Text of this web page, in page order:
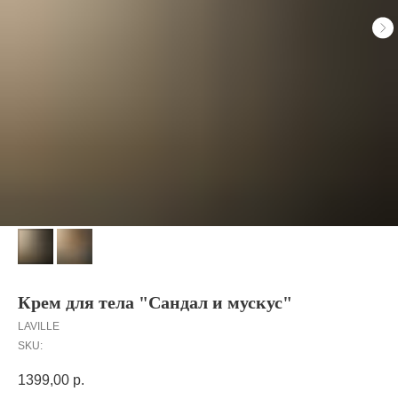
Крем для тела "Сандал и мускус"
LAVILLE
SKU:
1399,00 р.